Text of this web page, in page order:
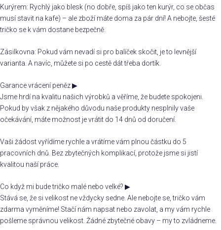
Kurýrem: Rychlý jako blesk (no dobře, spíš jako ten kurýr, co se občas
musí stavit na kafe) – ale zboží máte doma za pár dní! A nebojte, šesté
tričko se k vám dostane bezpečně.
Zásilkovna: Pokud vám nevadí si pro balíček skočit, je to levnější
varianta. A navíc, můžete si po cestě dát třeba dortík.
Garance vrácení peněz▶
Jsme hrdí na kvalitu našich výrobků a věříme, že budete spokojeni.
Pokud by však z nějakého důvodu naše produkty nesplnily vaše
očekávání, máte možnost je vrátit do 14 dnů od doručení.
Vaši žádost vyřídíme rychle a vrátíme vám plnou částku do 5
pracovních dnů. Bez zbytečných komplikací, protože jsme si jistí
kvalitou naší práce.
Co když mi bude tričko malé nebo velké? ▶
Stává se, že si velikost ne vždycky sedne. Ale nebojte se, tričko vám
zdarma vyměníme! Stačí nám napsat nebo zavolat, a my vám rychle
pošleme správnou velikost. Žádné zbytečné obavy – my to zvládneme.